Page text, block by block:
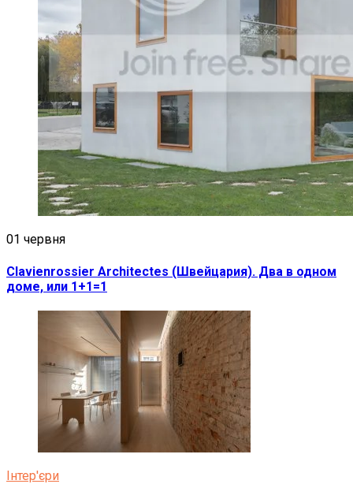
01 червня
Clavienrossier Architectes (Швейцария). Два в одном
доме, или 1+1=1
Інтер'єри